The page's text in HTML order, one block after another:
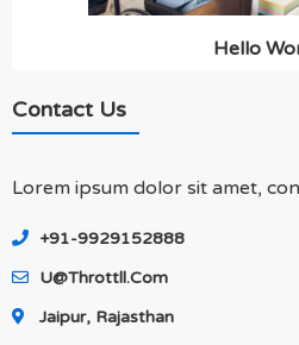
Hello
Contact Us
Lorem ipsum dolor sit amet,
+91-9929152888
U@throttll.com
Jaipur, Rajasthan